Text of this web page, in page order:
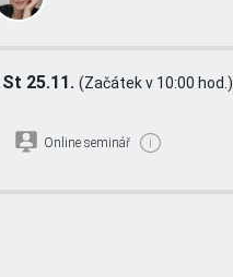
St 25.11. (Začátek v 10:00 hod.)
Online seminář i